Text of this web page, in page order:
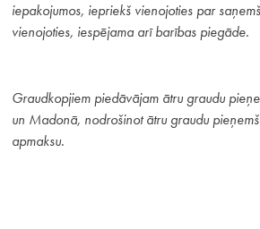
iepakojumos, iepriekš vienojoties par
vienojoties, iespējama arī barības piegāde.
Graudkopjiem piedāvājam ātru graudu
un Madonā, nodrošinot ātru graudu
apmaksu.